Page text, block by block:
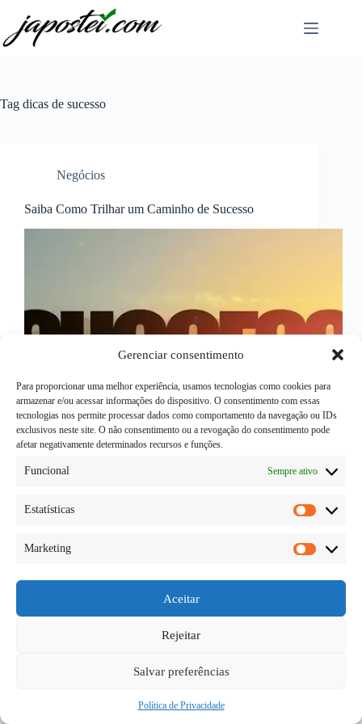
Gerenciar consentimento
Para proporcionar uma melhor experiência, usamos tecnologias como cookies para
armazenar e/ou acessar informações do dispositivo. O consentimento com essas
tecnologias nos permite processar dados como comportamento da navegação ou IDs
exclusivos neste site. O não consentimento ou a revogação do consentimento pode
afetar negativamente determinados recursos e funções.
Funcional Sempre ativo
Estatísticas
Marketing
Aceitar
Rejeitar
Salvar preferências
Política de Privacidade
conteúdo
Tag dicas de sucesso
Negócios
Saiba Como Trilhar um Caminho de Sucesso
Realmente sabemos que ser um empreendedor é
no momento em que estamos vivendo no Brasil fez
com que tudo se tornasse mais difícil. Antes de toda
Copyright © 2026 - todos os direitos reservados.